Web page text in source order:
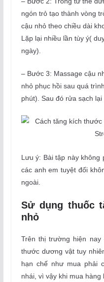
ngón trỏ tạo thành vòng
cậu nhỏ theo chiều dài
Lặp lại nhiều lần tùy ý(
ngày).
– Bước 3: Massage cậu
nhỏ phục hồi sau quá
phút). Sau đó rửa sạch
Lưu ý: Bài tập này không
các anh em tuyệt đối
ngoài.
Sử dụng thuốc
nhỏ
Trên thị trường hiện
thước dương vật tuy
hạn chế như mua phải
nhái, vì vậy khi mua